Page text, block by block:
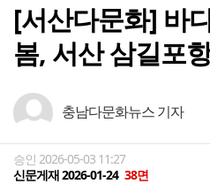
[서산다문화] 바
봄, 서산 삼길포
충남다문화뉴스 기자
승인 2026-05-03 11:27
신문게재 2026-01-24 38면